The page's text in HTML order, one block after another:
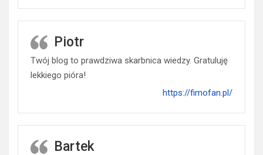
Piotr
Twój blog to prawdziwa skarbnica wiedzy. Gratuluję
lekkiego pióra!
https://fimofan.pl/
Bartek